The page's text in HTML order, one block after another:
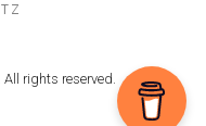
rights reserved.